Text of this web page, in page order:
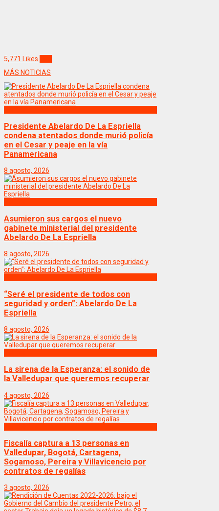
5,771 Likes
MÁS NOTICIAS
Presidente Abelardo De La Espriella
condena atentados donde murió policía
en el Cesar y peaje en la vía
Panamericana
8 agosto, 2026
Asumieron sus cargos el nuevo
gabinete ministerial del presidente
Abelardo De La Espriella
8 agosto, 2026
“Seré el presidente de todos con
seguridad y orden”: Abelardo De La
Espriella
8 agosto, 2026
La sirena de la Esperanza: el sonido de
la Valledupar que queremos recuperar
4 agosto, 2026
Fiscalía captura a 13 personas en
Valledupar, Bogotá, Cartagena,
Sogamoso, Pereira y Villavicencio por
contratos de regalías
3 agosto, 2026